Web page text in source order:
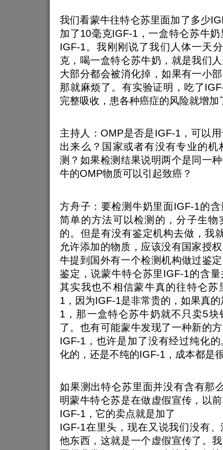
我们看蒙牛往特仑苏里面加了多少
加了10毫克IGF-1，一盒特仑苏牛
IGF-1。我刚刚说了我们人体一天
克，喝一盒特仑苏牛奶，就是我们
大部分都会被消化掉，如果有一小
那就麻烦了。有实验证明，吃了
完整吸收，患各种癌症的风险就增加
主持人：OMP是否是IGF-1，可以
出来么？国家或者有没有专业的机
测？如果检测结果说明两个是同一
牛的OMP物质可以引起致癌？
方舟子：要检测牛奶里面IGF-1的
简单的方法可以检测的，分子生物
的。但是有没有鉴定机构去做，我
允许添加的物质，应该没有国家授
牛提到国外有一个检测机构做过鉴
鉴定，说蒙牛特仑苏里IGF-1的含
其实我也不相信蒙牛真的往特仑苏
1，因为IGF-1是非常贵的，如果真
1，那一盒特仑苏牛奶就不只卖5
了。也有可能蒙牛发现了一种新的
IGF-1，也许是加了没有经过纯化
化的，还是不纯的IGF-1，成本都是
如果测出特仑苏里面并没有含有那
明蒙牛特仑苏是在做虚假宣传，以
IGF-1，它的卖点就是加了
IGF-1在里头，现在又说我们没有
他东西，这就是一个虚假宣传了。